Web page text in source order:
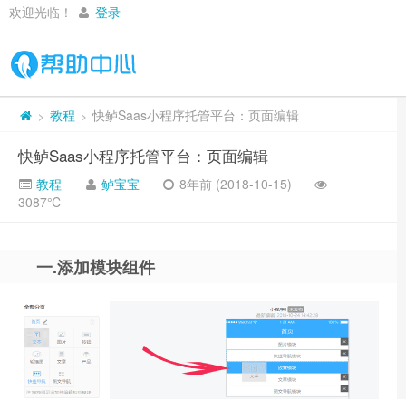
欢迎光临！ 登录
> 教程 > 快鲈Saas小程序托管平台：页面编辑
快鲈Saas小程序托管平台：页面编辑
教程 鲈宝宝
8年前 (2018-10-15)
3087℃
一.添加模块组件